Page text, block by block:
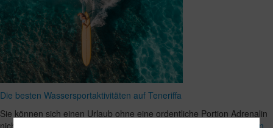
Die besten Wassersportaktivitäten auf Teneriffa
Sie können sich einen Urlaub ohne eine ordentliche Portion Adrenalin